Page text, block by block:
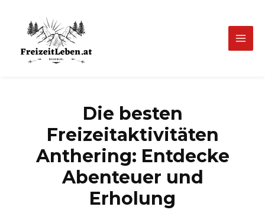
springen
Main
Die besten
Freizeitaktivitäten
Anthering: Entdecke
Abenteuer und
Erholung